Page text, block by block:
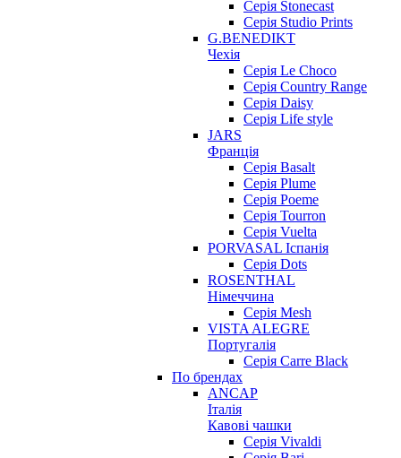
Серія Stonecast
Серія Studio Prints
G.BENEDIKT
Чехія
Cерія Le Choco
Серія Country Range
Серія Daisy
Серія Life style
JARS
Франція
Серія Basalt
Серія Plume
Серія Poeme
Серія Tourron
Серія Vuelta
PORVASAL Іспанія
Серія Dots
ROSENTHAL
Німеччина
Серія Mesh
VISTA ALEGRE
Португалія
Серія Carre Black
По брендах
ANCAP
Італія
Кавові чашки
Cерія Vivaldi